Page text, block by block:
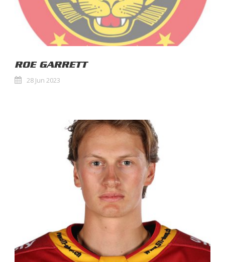
ROE GARRETT
28 Jun 2023